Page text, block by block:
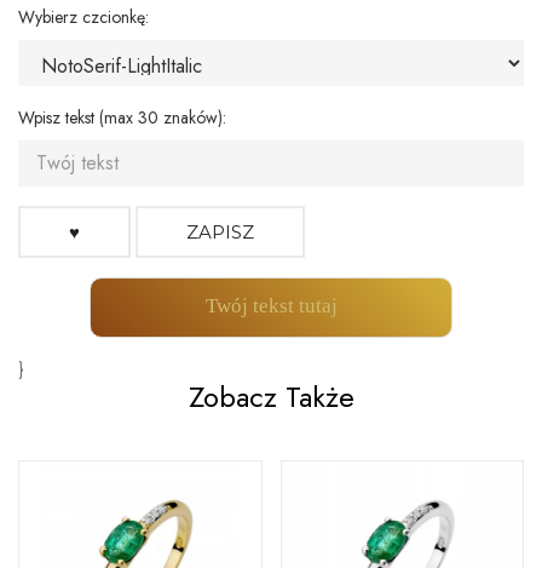
Wybierz czcionkę:
Wpisz tekst (max 30 znaków):
♥ ZAPISZ
Twój tekst tutaj
}
Zobacz Także